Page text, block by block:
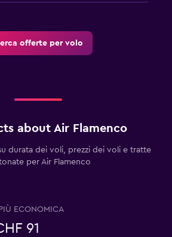
offerte per volo
about Air Flamenco
durata dei voli, prezzi dei voli e tratte
per Air Flamenco
ECONOMICA
91